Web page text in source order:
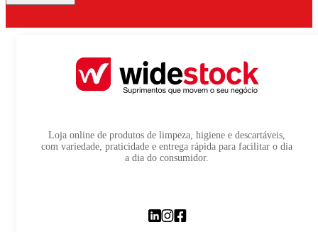
Loja online de produtos de limpeza, higiene e descartáveis,
com variedade, praticidade e entrega rápida para facilitar o dia
a dia do consumidor.